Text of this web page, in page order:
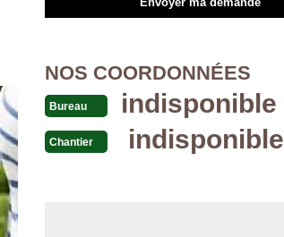
NOS COORDONNÉES
Bureau indisponible
Chantier indisponible